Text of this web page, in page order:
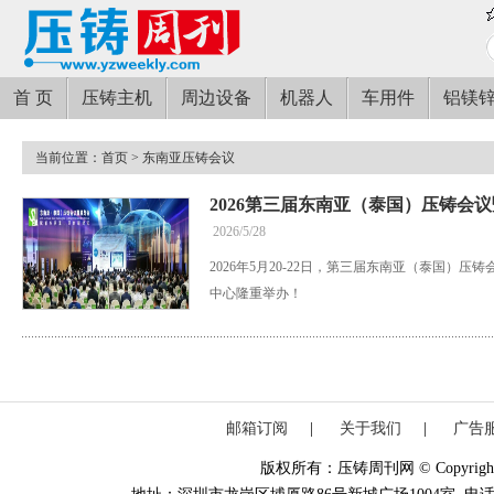
首 页 压铸主机 周边设备 机器人 车用件 铝镁
当前位置： 首页 > 东南亚压铸会议
2026第三届东南亚（泰国）压铸会
2026/5/28
2026年5月20-22日，第三届东南亚（泰国）压
中心隆重举办！
邮箱订阅 关于我们 广告
版权所有：压铸周刊网 ©